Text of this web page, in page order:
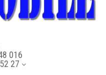
016
27